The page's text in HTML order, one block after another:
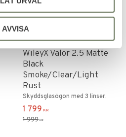
AVVISA
WileyX Valor 2.5 Matte
Black
Smoke/Clear/Light
Rust
Skyddsglasögon med 3 linser.
1 799 KR
1 999 KR